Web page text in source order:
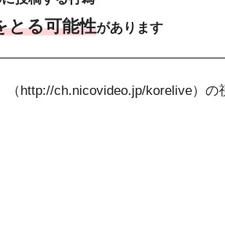
とる可能性があります
http://ch.nicovideo.jp/korelive）の